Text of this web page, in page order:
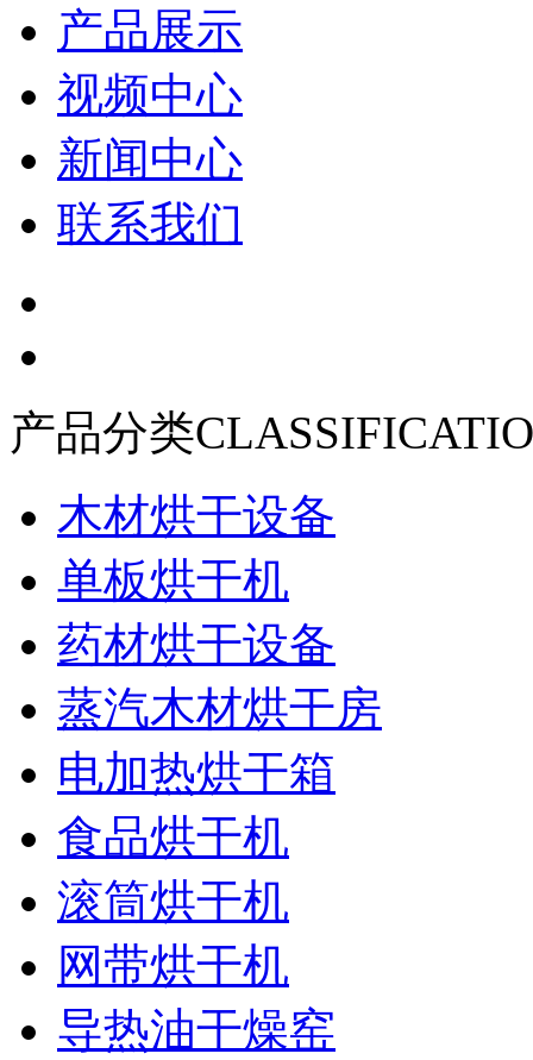
产品展示
视频中心
新闻中心
联系我们
产品分类
木材烘干设备
单板烘干机
药材烘干设备
蒸汽木材烘干房
电加热烘干箱
食品烘干机
滚筒烘干机
网带烘干机
导热油干燥窑